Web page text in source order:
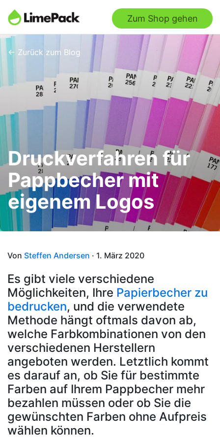
Zum Shop gehen
← Zurück zum Blog
Druckverfahren für
Pappbecher mit
eigenem Logos
Von Steffen Andersen · 1. März 2020
Es gibt viele verschiedene
Möglichkeiten, Ihre Papierbecher zu
bedrucken, und die verwendete
Methode hängt oftmals davon ab,
welche Farbkombinationen von den
verschiedenen Herstellern
angeboten werden. Letztlich kommt
es darauf an, ob Sie für bestimmte
Farben auf Ihrem Pappbecher mehr
bezahlen müssen oder ob Sie die
gewünschten Farben ohne Aufpreis
wählen können.